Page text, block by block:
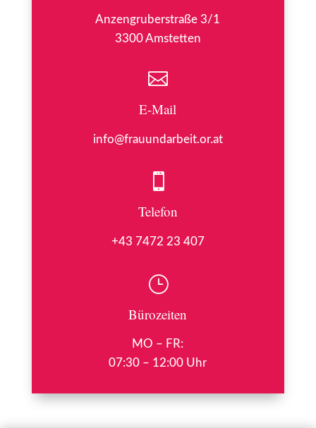
Anzengruberstraße 3/1
3300 Amstetten

E-Mail
info@frauundarbeit.or.at

Telefon
+43 7472 23 407
}
Bürozeiten
MO – FR:
07:30 – 12:00 Uhr